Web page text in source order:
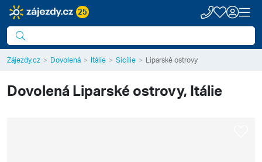
25
Zájezdy.cz Dovolená Itálie Sicílie Liparské ostrovy
Dovolená Liparské ostrovy, Itálie